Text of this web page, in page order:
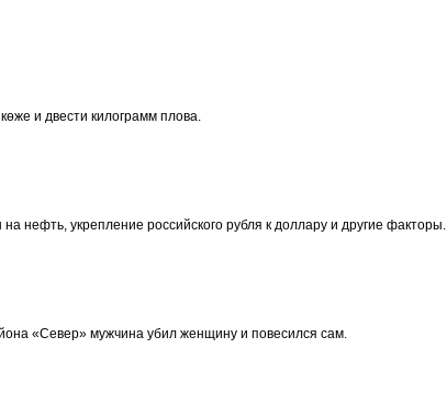
и двести килограмм плова.
нефть, укрепление российского рубля к доллару и другие факторы.
«Север» мужчина убил женщину и повесился сам.